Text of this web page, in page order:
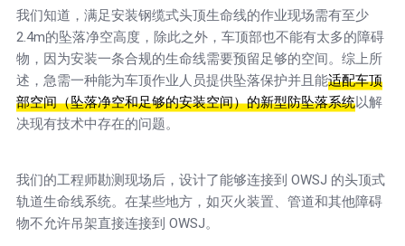
我们知道，满足安装钢缆式头顶生命线的作业现场需有至少
2.4m的坠落净空高度，除此之外，车顶部也不能有太多的障碍
物，因为安装一条合规的生命线需要预留足够的空间。综上所
述，急需一种能为车顶作业人员提供坠落保护并且能适配车顶
部空间（坠落净空和足够的安装空间）的新型防坠落系统以解
决现有技术中存在的问题。
我们的工程师勘测现场后，设计了能够连接到 OWSJ 的头顶式
轨道生命线系统。在某些地方，如灭火装置、管道和其他障碍
物不允许吊架直接连接到 OWSJ。